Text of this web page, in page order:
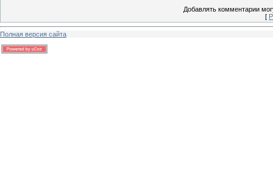
Добавлять комментарии
[
Полная версия сайта